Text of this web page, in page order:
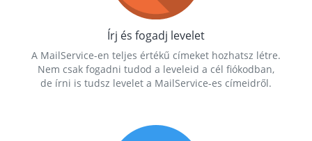
Írj és fogadj levelet
A MailService-en teljes értékű címeket hozhatsz létre.
Nem csak fogadni tudod a leveleid a cél fiókodban,
de írni is tudsz levelet a MailService-es címeidről.